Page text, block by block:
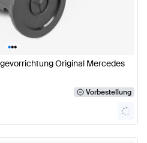
•••
Original Mercedes
Vorbestellung